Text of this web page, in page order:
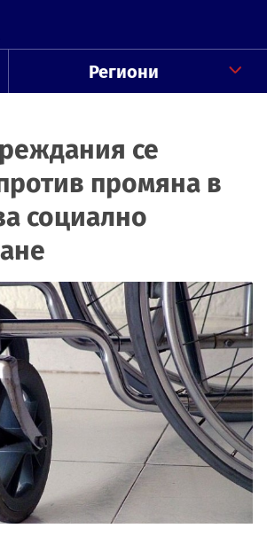
Региони
се
промяна в
социално